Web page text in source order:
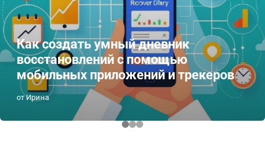
Как создать умный дневник
восстановлений с помощью
мобильных приложений и трекеров
от Ирина